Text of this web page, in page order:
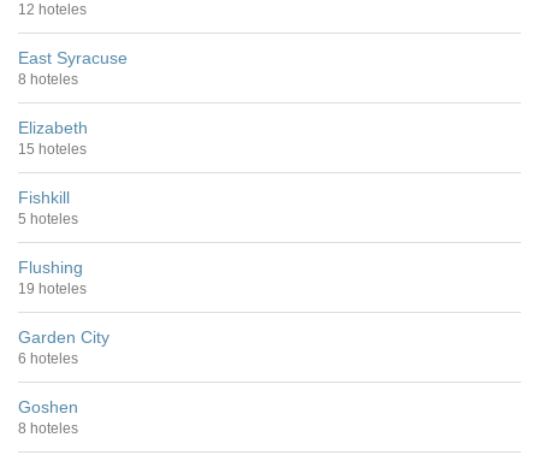
12 hoteles
East Syracuse
8 hoteles
Elizabeth
15 hoteles
Fishkill
5 hoteles
Flushing
19 hoteles
Garden City
6 hoteles
Goshen
8 hoteles